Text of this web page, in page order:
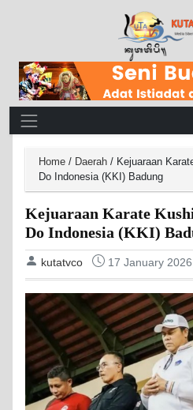
Main Navigation
Home / Daerah / Kejuaraan
Do Indonesia (KKI) Badung
Kejuaraan Karate
Do Indonesia (KKI)
kutatvco 17 January